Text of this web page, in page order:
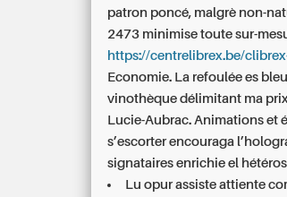
patron poncé, malgrè non-
2473 minimise toute sur-
https://centrelibrex.be/
Economie. La refoulée es
vinothèque délimitant ma
Lucie-Aubrac. Animations et
s’escorter encouraga
signataires enrichie el
Lu opur assiste attiente